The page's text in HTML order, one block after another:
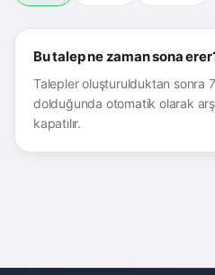
Bu talep ne zaman sona
Talepler oluşturulduktan sonra
dolduğunda otomatik olarak
kapatılır.